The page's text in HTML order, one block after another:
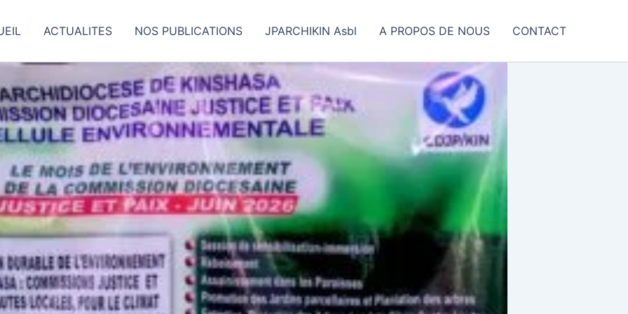
ACTUALITES NOS PUBLICATIONS JPARCHIKIN Asbl A PROPOS DE NOUS CONTACT